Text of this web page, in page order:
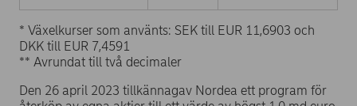
* Växelkurser som använts: SEK till EUR 11,6903 och
DKK till EUR 7,4591
** Avrundat till två decimaler
Den 26 april 2023 tillkännagav Nordea ett program för